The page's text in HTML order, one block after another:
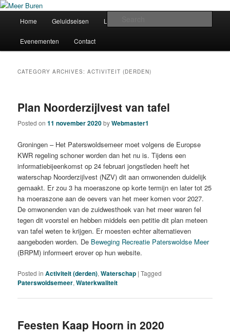
Skip
primary
content
Skip
secondary
contentMeer Buren
bewonersvereniging
Home Geluidseisen Lid worden?
Evenementen Contact
CATEGORY ARCHIVES:ACTIVITEIT (DERDEN)
Plan Noorderzijlvest van tafel
Posted on11 november 2020byWebmaster1
Groningen – Het Paterswoldsemeer moet volgens de Europse
KWR regeling schoner worden dan het nu is. Tijdens een
informatiebijeenkomst op 24 februari jongstleden heeft het
waterschap Noorderzijlvest (NZV) dit aan omwonenden duidelijk
gemaakt. Er zou 3 ha moeraszone op korte termijn en later tot 25
ha moeraszone aan de oevers van het meer komen voor 2027.
De omwonenden van de zuidwesthoek van het meer waren fel
tegen dit voorstel en hebben middels een petitie dit plan meteen
van tafel weten te krijgen. Er moesten echter alternatieven
aangeboden worden. De Beweging Recreatie Paterswoldse Meer
(BRPM) informeert erover op hun website.
Posted in Activiteit (derden),Waterschap |Tagged
Paterswoldsemeer,Waterkwaliteit
Feesten Kaap Hoorn in 2020